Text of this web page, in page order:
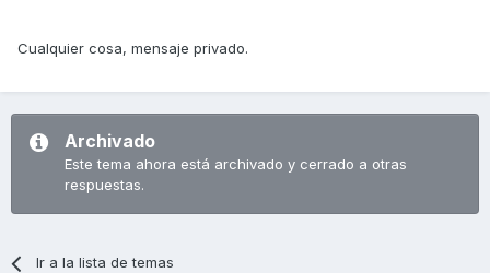
Cualquier cosa, mensaje privado.
Archivado
Este tema ahora está archivado y cerrado a otras
respuestas.
Ir a la lista de temas